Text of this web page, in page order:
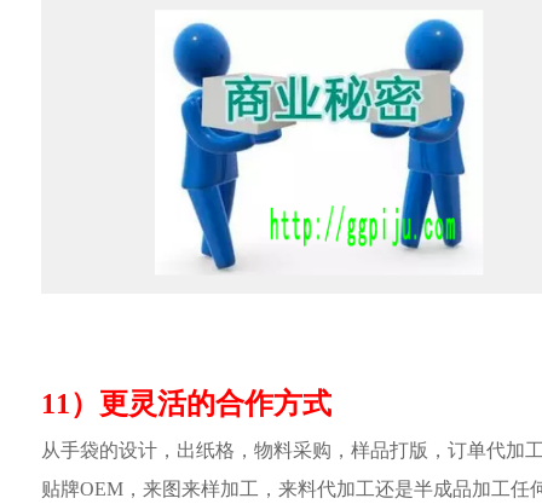
11）更灵活的合作方式
从手袋的设计，出纸格，物料采购，样品打版，订单代加
贴牌OEM，来图来样加工，来料代加工还是半成品加工任